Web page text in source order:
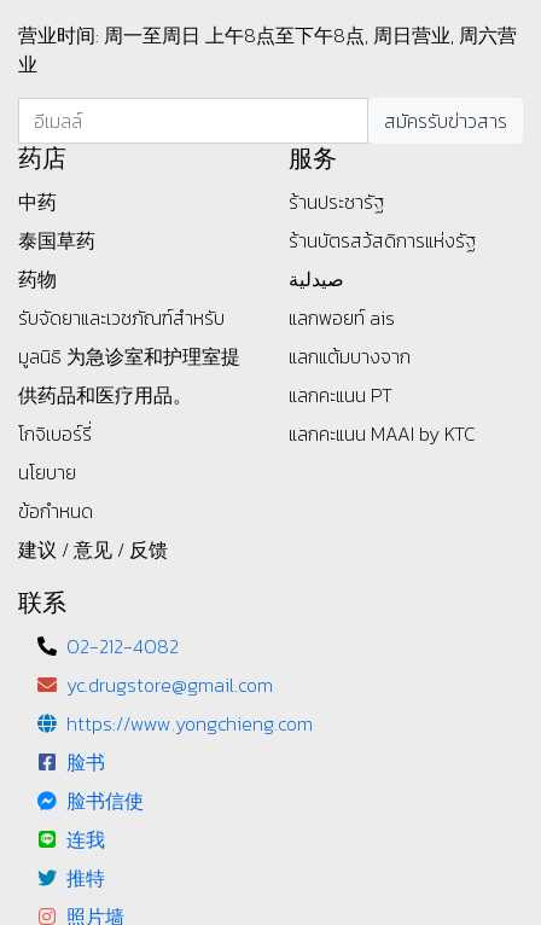
营业时间: 周一至周日 上午8点至下午8点, 周日营业, 周六营
业
药店
中药
泰国草药
药物
รับจัดยาและเวชภัณฑ์สำหรับ
มูลนิธิ 为急诊室和护理室提
供药品和医疗用品。
โกจิเบอร์รี่
นโยบาย
ข้อกำหนด
建议 / 意见 / 反馈
服务
ร้านประชารัฐ
ร้านบัตรสว้สดิการแห่งรัฐ
صيدلية
แลกพอยท์ ais
แลกแต้มบางจาก
แลกคะแนน PT
แลกคะแนน MAAI by KTC
联系
02-212-4082
yc.drugstore@gmail.com
https://www.yongchieng.com
脸书
脸书信使
连我
推特
照片墙